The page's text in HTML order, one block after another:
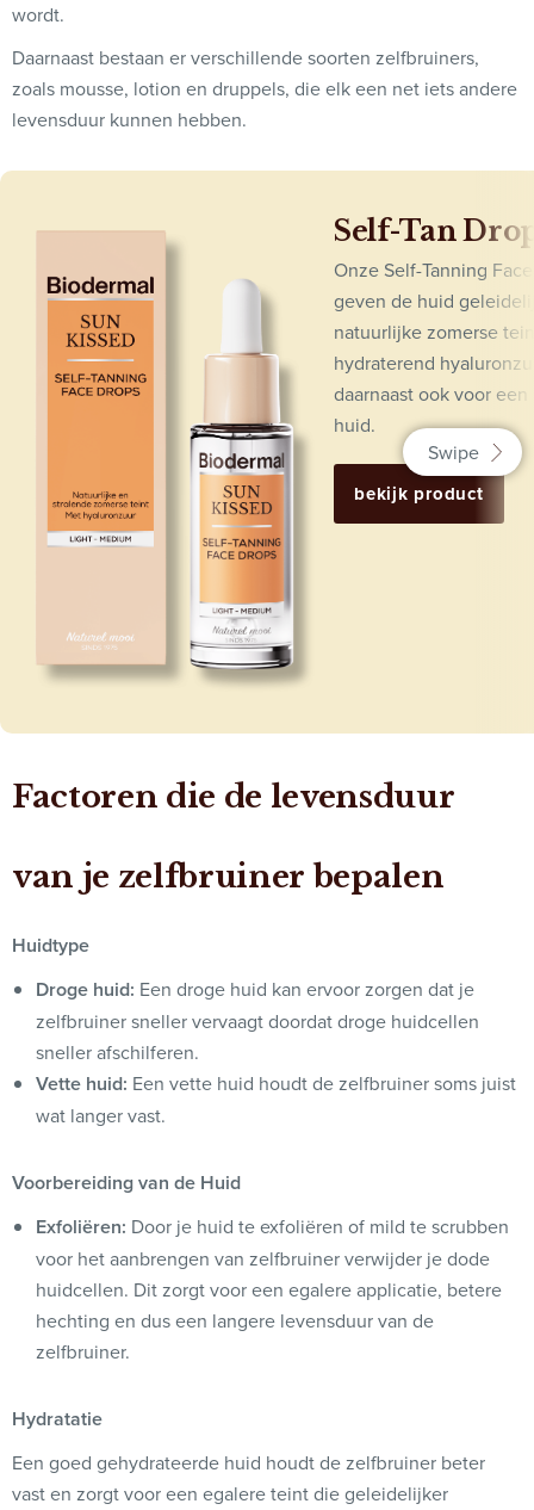
wordt.
Daarnaast bestaan er verschillende soorten zelfbruiners,
zoals mousse, lotion en druppels, die elk een net iets andere
levensduur kunnen hebben.
Self-Tan
Onze Self-Tanning
geven de huid
natuurlijke zomerse
hydraterend
daarnaast ook voor
huid.
bekijk product
Factoren die de levensduur
van je zelfbruiner bepalen
Huidtype
Droge huid: Een droge huid kan ervoor zorgen dat je
zelfbruiner sneller vervaagt doordat droge huidcellen
sneller afschilferen.
Vette huid: Een vette huid houdt de zelfbruiner soms juist
wat langer vast.
Voorbereiding van de Huid
Exfoliëren: Door je huid te exfoliëren of mild te scrubben
voor het aanbrengen van zelfbruiner verwijder je dode
huidcellen. Dit zorgt voor een egalere applicatie, betere
hechting en dus een langere levensduur van de
zelfbruiner.
Hydratatie
Een goed gehydrateerde huid houdt de zelfbruiner beter
vast en zorgt voor een egalere teint die geleidelijker